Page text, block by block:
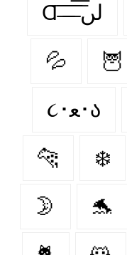
Ɑ͞ ̶͞ ̶͞ ̶͞ لں͞
💦 🦉
૮･ﻌ･ა
🐆 ❄️
🌛 🐬